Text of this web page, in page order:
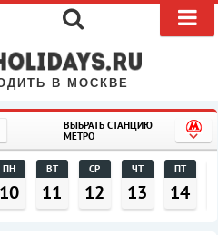
В МОСКВЕ
ВЫБРАТЬ СТАНЦИЮ
МЕТРО
ПН
10
ВТ
11
СР
12
ЧТ
13
ПТ
14